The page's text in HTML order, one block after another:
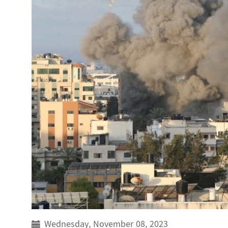
Wednesday, November 08, 2023